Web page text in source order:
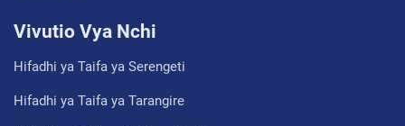
Vivutio Vya Nchi
Hifadhi ya Taifa ya Serengeti
Hifadhi ya Taifa ya Tarangire